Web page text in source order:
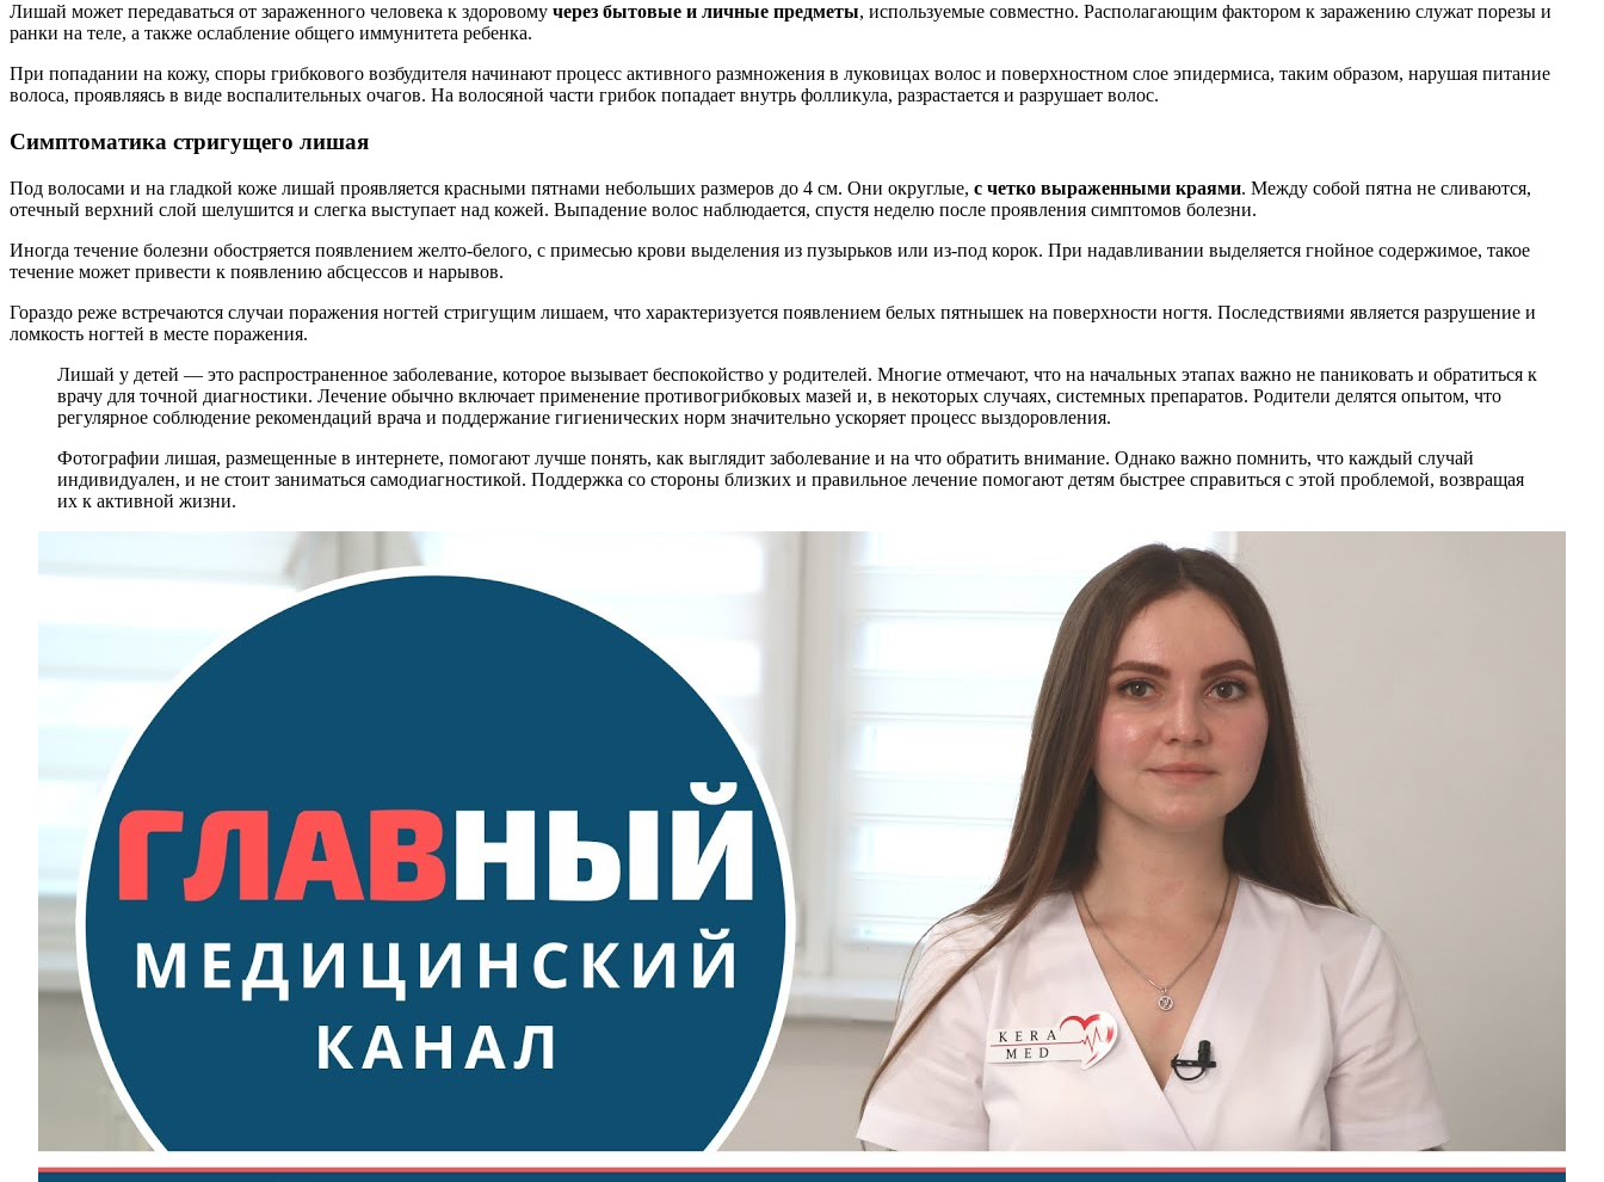
Лишай может передаваться от зараженного человека к здоровому через бытовые и личные предметы, используемые совместно. Располагающим фактором к заражению служат порезы и
ранки на теле, а также ослабление общего иммунитета ребенка.
При попадании на кожу, споры грибкового возбудителя начинают процесс активного размножения в луковицах волос и поверхностном слое эпидермиса, таким образом, нарушая питание
волоса, проявляясь в виде воспалительных очагов. На волосяной части грибок попадает внутрь фолликула, разрастается и разрушает волос.
Симптоматика стригущего лишая
Под волосами и на гладкой коже лишай проявляется красными пятнами небольших размеров до 4 см. Они округлые, с четко выраженными краями. Между собой пятна не сливаются,
отечный верхний слой шелушится и слегка выступает над кожей. Выпадение волос наблюдается, спустя неделю после проявления симптомов болезни.
Иногда течение болезни обостряется появлением желто-белого, с примесью крови выделения из пузырьков или из-под корок. При надавливании выделяется гнойное содержимое, такое
течение может привести к появлению абсцессов и нарывов.
Гораздо реже встречаются случаи поражения ногтей стригущим лишаем, что характеризуется появлением белых пятнышек на поверхности ногтя. Последствиями является разрушение и
ломкость ногтей в месте поражения.
Лишай у детей — это распространенное заболевание, которое вызывает беспокойство у родителей. Многие отмечают, что на начальных этапах важно не паниковать и обратиться к
врачу для точной диагностики. Лечение обычно включает применение противогрибковых мазей и, в некоторых случаях, системных препаратов. Родители делятся опытом, что
регулярное соблюдение рекомендаций врача и поддержание гигиенических норм значительно ускоряет процесс выздоровления.
Фотографии лишая, размещенные в интернете, помогают лучше понять, как выглядит заболевание и на что обратить внимание. Однако важно помнить, что каждый случай
индивидуален, и не стоит заниматься самодиагностикой. Поддержка со стороны близких и правильное лечение помогают детям быстрее справиться с этой проблемой, возвращая
их к активной жизни.